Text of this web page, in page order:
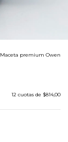
Maceta premium Owen
12 cuotas de $814,00